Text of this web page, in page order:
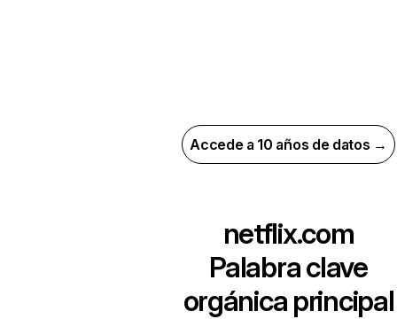
Accede a 10 años de datos →
netflix.com
Palabra clave
orgánica principal